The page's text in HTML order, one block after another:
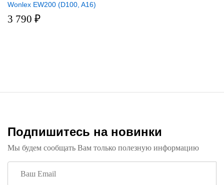
Wonlex EW200 (D100, A16)
3 790 ₽
Подпишитесь на новинки
Мы будем сообщать Вам только полезную информацию